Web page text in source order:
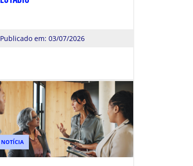
Publicado em: 03/07/2026
NOTÍCIA